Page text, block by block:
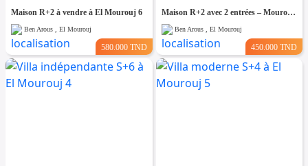
Maison R+2 à vendre à El Mourouj 6
Ben Arous , El Mourouj
580.000 TND
Maison R+2 avec 2 entrées – Mourouj 4
Ben Arous , El Mourouj
450.000 TND